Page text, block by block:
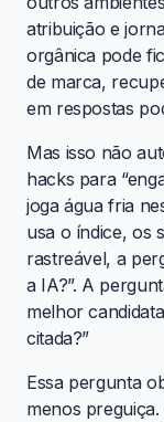
atribuição e
orgânica pode
de marca,
em respostas
Mas isso não
hacks para
joga água fria
usa o índice, os
rastreável, a
a IA?”. A
melhor
citada?”
Essa pergunta
menos